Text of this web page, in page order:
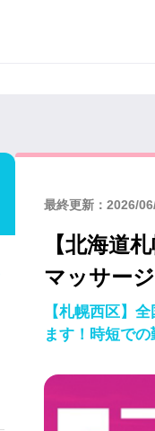
最終更新：2026/
【北海道
マッサー
【札幌西区】
ます！時短で